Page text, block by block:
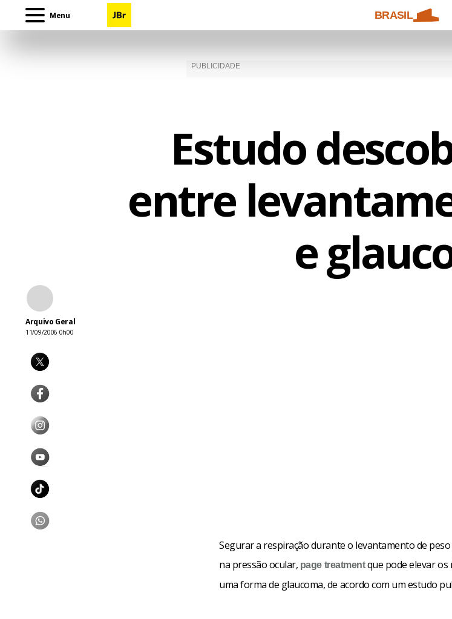
Menu BRASIL
Estudo
entre
e
Arquivo Geral
11/09/2006 0h00
Segurar a respiração durante o levantamento de
na pressão ocular, page treatmentque pode elevar os
uma forma de glaucoma, de acordo com um estudo